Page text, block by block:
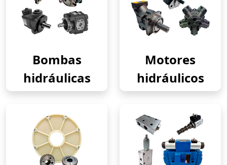
Bombas
hidráulicas
Motores
hidráulicos